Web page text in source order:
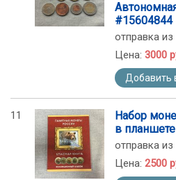
#15604844
отправка
Цена: 3000
Добавить
11
Набор
в
отправка
Цена: 2500